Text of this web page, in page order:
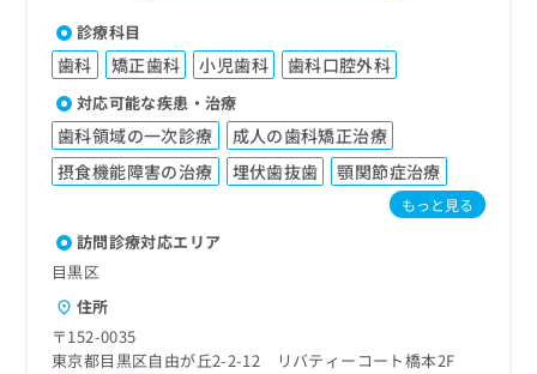
診療科目
歯科 矯正歯科 小児歯科 歯科口腔外科
対応可能な疾患・治療
歯科領域の一次診療
成人の歯科矯正治療
摂食機能障害の治療
埋伏歯抜歯 顎関節症治療
もっと見る
訪問診療対応エリア
目黒区
住所
〒152-0035
東京都目黒区自由が丘2-2-12 リバティーコート橋本2F